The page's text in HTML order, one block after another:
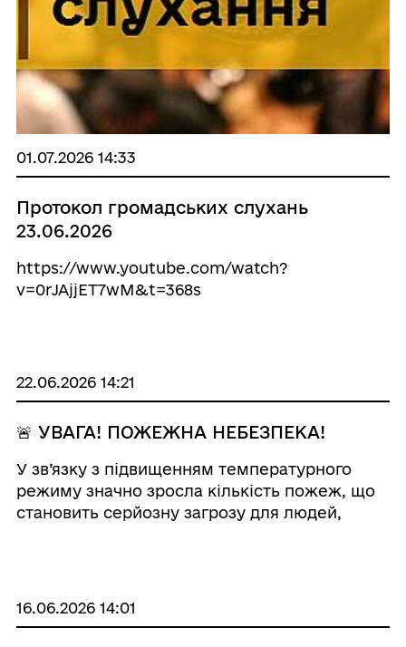
01.07.2026 14:33
Протокол громадських слухань
23.06.2026
https://www.youtube.com/watch?
v=0rJAjjET7wM&t=368s
22.06.2026 14:21
🚨 УВАГА! ПОЖЕЖНА НЕБЕЗПЕКА!
У зв’язку з підвищенням температурного
режиму значно зросла кількість пожеж, що
становить серйозну загрозу для людей,
підприємств та ...
16.06.2026 14:01